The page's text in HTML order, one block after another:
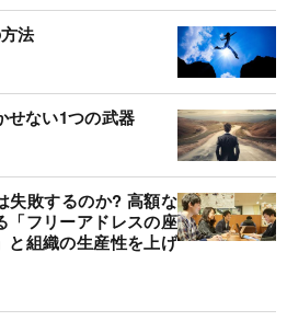
法
せない1つの武器
失敗するのか? 高額な
「フリーアドレスの座
と組織の生産性を上げ